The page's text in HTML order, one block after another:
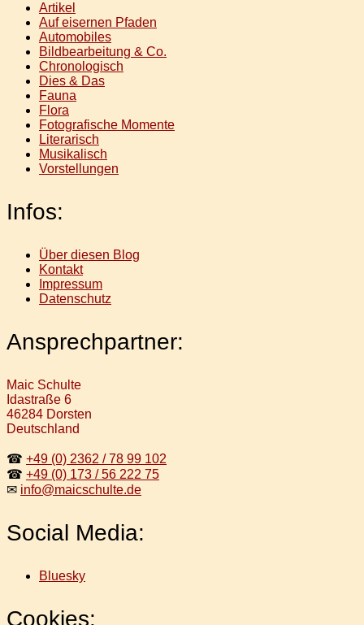
Artikel
Auf eisernen Pfaden
Automobiles
Bildbearbeitung & Co.
Chronologisch
Dies & Das
Fauna
Flora
Fotografische Momente
Literarisch
Musikalisch
Vorstellungen
Infos:
Über diesen Blog
Kontakt
Impressum
Datenschutz
Ansprechpartner:
Maic Schulte
Idastraße 6
46284 Dorsten
Deutschland
☎ +49 (0) 2362 / 78 99 102
☎ +49 (0) 173 / 56 222 75
✉ info@maicschulte.de
Social Media:
Bluesky
Cookies: